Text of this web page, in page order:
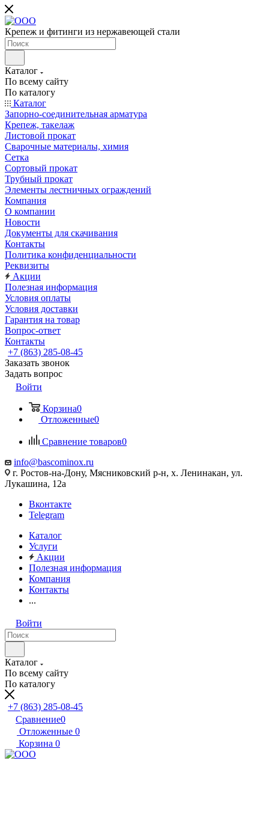
Крепеж и фитинги из нержавеющей стали
Каталог
По всему сайту
По каталогу
Каталог
Запорно-соединительная арматура
Крепеж, такелаж
Листовой прокат
Сварочные материалы, химия
Сетка
Сортовый прокат
Трубный прокат
Элементы лестничных ограждений
Компания
О компании
Новости
Документы для скачивания
Контакты
Политика конфиденциальности
Реквизиты
Акции
Полезная информация
Условия оплаты
Условия доставки
Гарантия на товар
Вопрос-ответ
Контакты
+7 (863) 285-08-45
Заказать звонок
Задать вопрос
Войти
Корзина0
Отложенные0
Сравнение товаров0
info@bascominox.ru
г. Ростов-на-Дону, Мясниковский р-н, х. Ленинакан, ул.
Лукашина, 12а
Вконтакте
Telegram
Каталог
Услуги
Акции
Полезная информация
Компания
Контакты
...
Войти
Каталог
По всему сайту
По каталогу
+7 (863) 285-08-45
Сравнение0
Отложенные 0
Корзина 0